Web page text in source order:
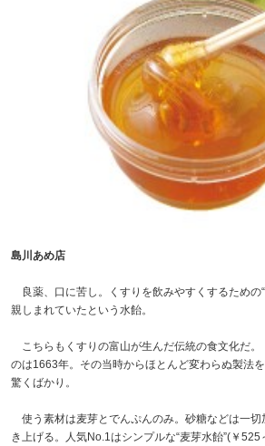
島川あめ店
良薬、口に苦し。くすりを飲みやすくするための
親しまれていたという水飴。
こちらもくすりの富山が生んだ伝統の食文化だ。
のは1663年。その当時からほとんど変わらぬ製法
驚くばかり。
使う素材は麦芽とでんぷんのみ。砂糖などは一切
き上げる。人気No.1はシンプルな“麦芽水飴”(￥